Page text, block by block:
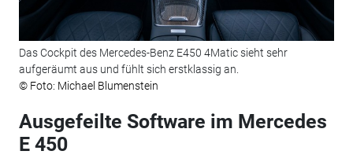
Das Cockpit des Mercedes-Benz E450 4Matic sieht sehr
aufgeräumt aus und fühlt sich erstklassig an.
© Foto: Michael Blumenstein
Ausgefeilte Software im Mercedes
E 450